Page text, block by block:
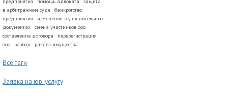
в арбитражном суде
банкротство
предприятия
изменения в учредительных
документах
смена участников ооо
составление договора
перерегистрация
ооо
развод раздел имущества
Все теги
Заявка на юр. услугу